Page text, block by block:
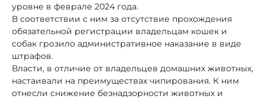
уровне в феврале 2024 года.
В соответствии с ним за отсутствие прохождения
обязательной регистрации владельцам кошек и
собак грозило административное наказание в виде
штрафов.
Власти, в отличие от владельцев домашних животных,
настаивали на преимуществах чипирования. К ним
отнесли снижение безнадзорности животных и